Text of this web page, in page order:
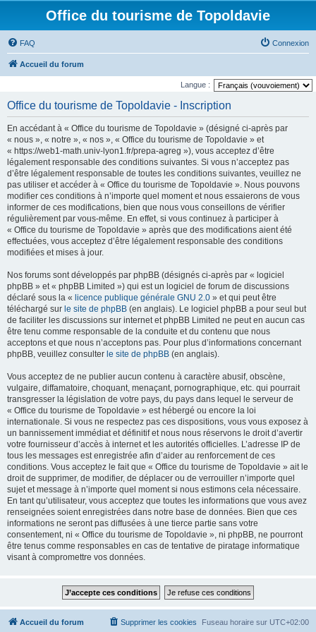
Office du tourisme de Topoldavie
FAQ Connexion
Accueil du forum
Langue :
Office du tourisme de Topoldavie - Inscription
En accédant à « Office du tourisme de Topoldavie » (désigné ci-après par
« nous », « notre », « nos », « Office du tourisme de Topoldavie » et
« https://web1-math.univ-lyon1.fr/prepa-agreg »), vous acceptez d’être
légalement responsable des conditions suivantes. Si vous n’acceptez pas
d’être légalement responsable de toutes les conditions suivantes, veuillez ne
pas utiliser et accéder à « Office du tourisme de Topoldavie ». Nous pouvons
modifier ces conditions à n’importe quel moment et nous essaierons de vous
informer de ces modifications, bien que nous vous conseillons de vérifier
régulièrement par vous-même. En effet, si vous continuez à participer à
« Office du tourisme de Topoldavie » après que des modifications aient été
effectuées, vous acceptez d’être légalement responsable des conditions
modifiées et mises à jour.
Nos forums sont développés par phpBB (désignés ci-après par « logiciel
phpBB » et « phpBB Limited ») qui est un logiciel de forum de discussions
déclaré sous la « licence publique générale GNU 2.0 » et qui peut être
téléchargé sur le site de phpBB (en anglais). Le logiciel phpBB a pour seul but
de faciliter les discussions sur internet et phpBB Limited ne peut en aucun cas
être tenu comme responsable de la conduite et du contenu que nous
acceptons et que nous n’acceptons pas. Pour plus d’informations concernant
phpBB, veuillez consulter le site de phpBB (en anglais).
Vous acceptez de ne publier aucun contenu à caractère abusif, obscène,
vulgaire, diffamatoire, choquant, menaçant, pornographique, etc. qui pourrait
transgresser la législation de votre pays, du pays dans lequel le serveur de
« Office du tourisme de Topoldavie » est hébergé ou encore la loi
internationale. Si vous ne respectez pas ces dispositions, vous vous exposez à
un bannissement immédiat et définitif et nous nous réservons le droit d’avertir
votre fournisseur d’accès à internet et les autorités officielles. L’adresse IP de
tous les messages est enregistrée afin d’aider au renforcement de ces
conditions. Vous acceptez le fait que « Office du tourisme de Topoldavie » ait le
droit de supprimer, de modifier, de déplacer ou de verrouiller n’importe quel
sujet et message à n’importe quel moment si nous estimons cela nécessaire.
En tant qu’utilisateur, vous acceptez que toutes les informations que vous avez
renseignées soient enregistrées dans notre base de données. Bien que ces
informations ne seront pas diffusées à une tierce partie sans votre
consentement, ni « Office du tourisme de Topoldavie », ni phpBB, ne pourront
être tenus comme responsables en cas de tentative de piratage informatique
visant à compromettre vos données.
Accueil du forum Fuseau horaire sur UTC+02:00
Supprimer les cookies